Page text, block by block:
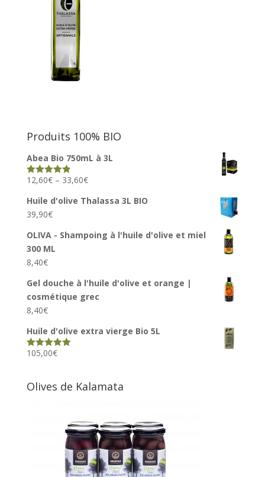
Produits 100% BIO
Abea Bio 750mL à 3L
Rated4.82
12,60€– 33,60€
Huile d'olive Thalassa 3L BIO
39,90€
OLIVA - Shampoing à l'huile d'olive et miel
300 ML
8,40€
Gel douche à l'huile d'olive et orange |
cosmétique grec
8,40€
Huile d'olive extra vierge Bio 5L
Rated5.00
105,00€
Olives de Kalamata